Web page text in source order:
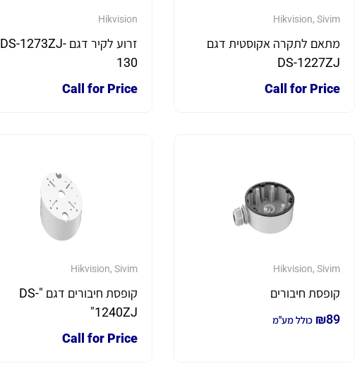
Hikvision, Sivim
מתאם לתקרה אקוסטית דגם
DS-1227ZJ
Call for Price
Hikvision
זרוע לקיר דגם DS-1273ZJ-
130
Call for Price
Hikvision, Sivim
קופסת חיבורים
₪89 כולל מע"מ
Hikvision, Sivim
קופסת חיבורים דגם "DS-
1240ZJ"
Call for Price